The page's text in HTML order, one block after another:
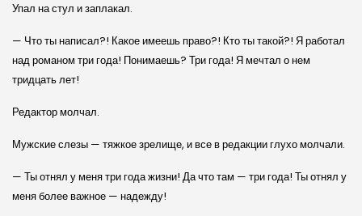
Упал на стул и заплакал.
— Что ты написал?! Какое имеешь право?! Кто ты такой?! Я работал
над романом три года! Понимаешь? Три года! Я мечтал о нем
тридцать лет!
Редактор молчал.
Мужские слезы — тяжкое зрелище, и все в редакции глухо молчали.
— Ты отнял у меня три года жизни! Да что там — три года! Ты отнял у
меня более важное — надежду!